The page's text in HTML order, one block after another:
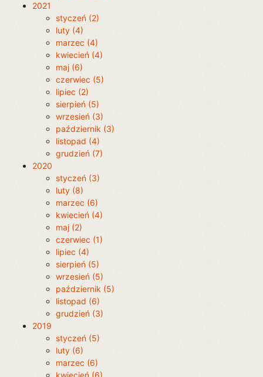
2021
styczeń (2)
luty (4)
marzec (4)
kwiecień (4)
maj (6)
czerwiec (5)
lipiec (2)
sierpień (5)
wrzesień (3)
październik (3)
listopad (4)
grudzień (7)
2020
styczeń (3)
luty (8)
marzec (6)
kwiecień (4)
maj (2)
czerwiec (1)
lipiec (4)
sierpień (5)
wrzesień (5)
październik (5)
listopad (6)
grudzień (3)
2019
styczeń (5)
luty (6)
marzec (6)
kwiecień (6)